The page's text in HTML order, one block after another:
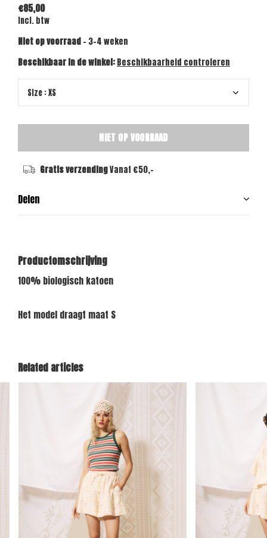
€85,00
Incl. btw
Niet op voorraad- 3-4 weken
Beschikbaar in de winkel:Beschikbaarheid controleren
NIET OP VOORRAAD
Gratis verzendingVanaf €50,-
Delen
Productomschrijving
100% biologisch katoen
Het model draagt ​​maat S
Related articles